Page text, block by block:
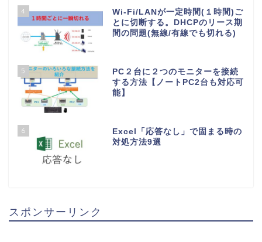
4
Wi-Fi/LANが一定時間(１時間)ご
とに切断する。DHCPのリース期
間の問題(無線/有線でも切れる)
5
PC２台に２つのモニターを接続
する方法【ノートPC2台も対応可
能】
6
Excel「応答なし」で固まる時の
対処方法9選
スポンサーリンク